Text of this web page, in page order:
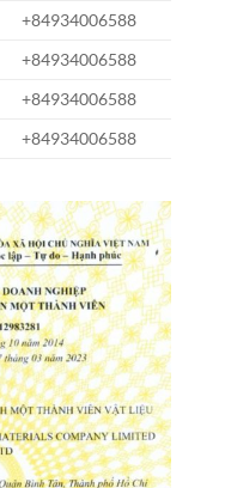
+84934006588
+84934006588
+84934006588
+84934006588